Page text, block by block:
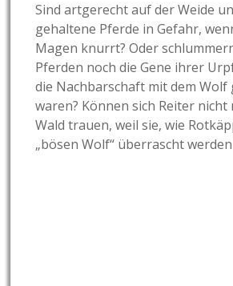
Sind artgerecht auf der Weide
gehaltene Pferde in Gefahr,
Magen knurrt? Oder
Pferden noch die Gene ihrer
die Nachbarschaft mit dem Wolf
waren? Können sich Reiter nicht
Wald trauen, weil sie, wie
„bösen Wolf“ überrascht